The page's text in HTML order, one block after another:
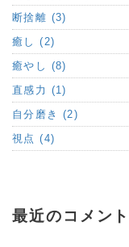
断捨離 (3)
癒し (2)
癒やし (8)
直感力 (1)
自分磨き (2)
視点 (4)
最近のコメント